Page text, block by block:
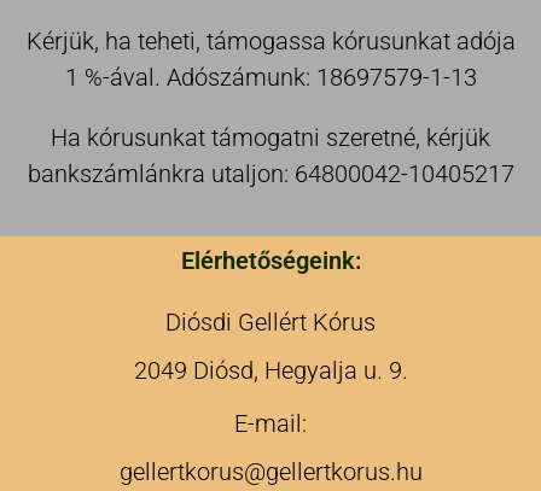
Kérjük, ha teheti, támogassa kórusunkat adója
1 %-ával. Adószámunk: 18697579-1-13
Ha kórusunkat támogatni szeretné, kérjük
bankszámlánkra utaljon: 64800042-10405217
Elérhetőségeink:
Diósdi Gellért Kórus
2049 Diósd, Hegyalja u. 9.
E-mail:
gellertkorus@gellertkorus.hu